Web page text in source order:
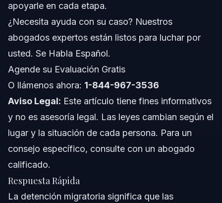
Errores Comunes y Cf3mo Evitarlos
Notas sobre la Detencif3n Migratoria en NC y FL
Nota sobre Carolina del Norte
Nota sobre Florida
Conceptos a Nivel Nacional
Cue1ndo Llamar Inmediatamente a un Abogado
Sobre Vasquez Law Firm
Confianza y Experiencia de Nuestros Abogados
apoyarle en cada etapa.
¿Necesita ayuda con su caso? Nuestros
abogados expertos están listos para luchar por
usted. Se Habla Español.
Agende su Evaluación Gratis
O llámenos ahora: 1-844-967-3536
Aviso Legal: Este artículo tiene fines informativos
y no es asesoría legal. Las leyes cambian según el
lugar y la situación de cada persona. Para un
consejo específico, consulte con un abogado
calificado.
Respuesta Rápida
La detención migratoria significa que las